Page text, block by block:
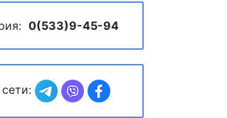
0(533)9-45-94